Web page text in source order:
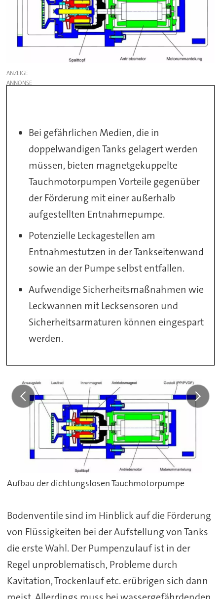
ANZEIGE
Bei gefährlichen Medien, die in
doppelwandigen Tanks gelagert werden
müssen, bieten magnetgekuppelte
Tauchmotorpumpen Vorteile gegenüber
der Förderung mit einer außerhalb
aufgestellten Entnahmepumpe.
Potenzielle Leckagestellen am
Entnahmestutzen in der Tankseitenwand
sowie an der Pumpe selbst entfallen.
Aufwendige Sicherheitsmaßnahmen wie
Leckwannen mit Lecksensoren und
Sicherheitsarmaturen können eingespart
werden.
Aufbau der dichtungslosen Tauchmotorpumpe
Bodenventile sind im Hinblick auf die Förderung
von Flüssigkeiten bei der Aufstellung von Tanks
die erste Wahl. Der Pumpenzulauf ist in der
Regel unproblematisch, Probleme durch
Kavitation, Trockenlauf etc. erübrigen sich dann